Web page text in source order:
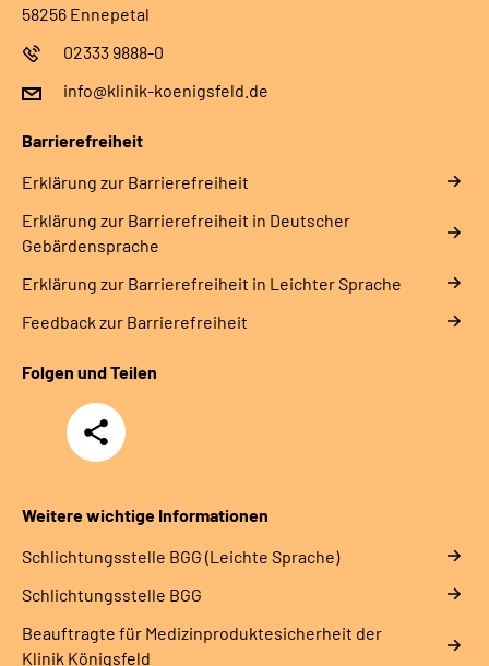
58256 Ennepetal
02333 9888-0
info@klinik-koenigsfeld.de
Barrierefreiheit
Erklärung zur Barrierefreiheit
Erklärung zur Barrierefreiheit in Deutscher
Gebärdensprache
Erklärung zur Barrierefreiheit in Leichter Sprache
Feedback zur Barrierefreiheit
Folgen und Teilen
Teilen
Weitere wichtige Informationen
Schlich­tungs­stel­le BGG (Leichte Sprache)
Schlich­tungs­stel­le BGG
Beauftragte für Medizinproduktesicherheit der
Klinik Königsfeld